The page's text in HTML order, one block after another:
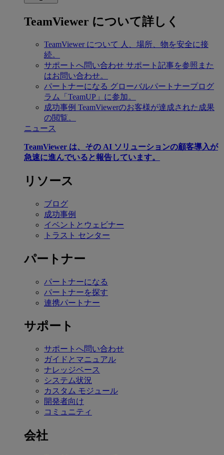
TeamViewer について詳しく
TeamViewer について 人、場所、物を安全に接
続。
サポートへ問い合わせ サポート記事を参照また
はお問い合わせ。
パートナーになる グローバルパートナープログ
ラム「TeamUP」に参加。
成功事例 TeamViewerのお客様が達成された成果
の閲覧。
ニュース
TeamViewer は、その AI ソリューションの顧客導入が
急速に進んでいると報告しています。
リソース
ブログ
成功事例
イベントとウェビナー
トラスト センター
パートナー
パートナーになる
パートナーを探す
連携パートナー
サポート
サポートへ問い合わせ
ガイドとマニュアル
ナレッジベース
システム状況
カスタム モジュール
開発者向け
コミュニティ
会社